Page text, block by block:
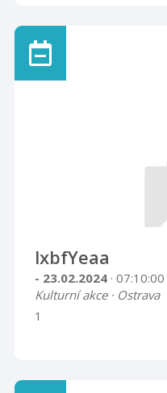
lxbfYeaa
- 23.02.2024 · 07:10:00
Kulturní akce · Ostrava
1